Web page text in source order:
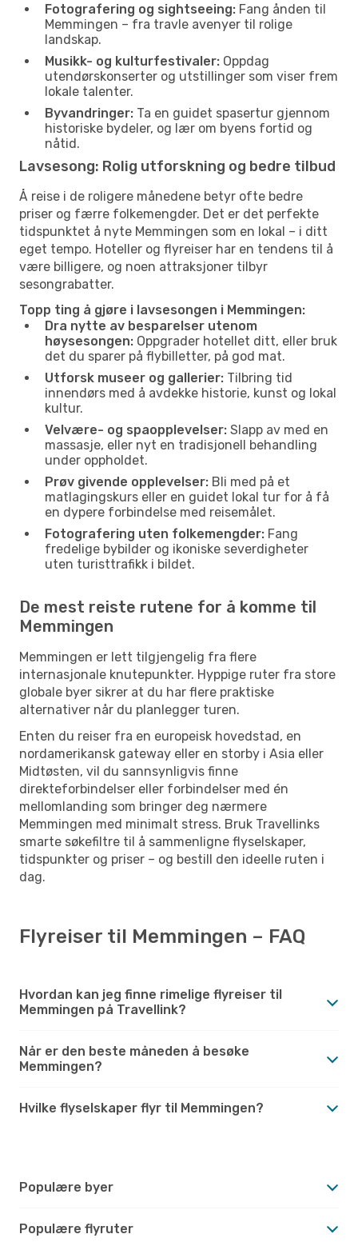
Fotografering og sightseeing: Fang ånden til
Memmingen – fra travle avenyer til rolige
landskap.
Musikk- og kulturfestivaler: Oppdag
utendørskonserter og utstillinger som viser frem
lokale talenter.
Byvandringer: Ta en guidet spasertur gjennom
historiske bydeler, og lær om byens fortid og
nåtid.
Lavsesong: Rolig utforskning og bedre tilbud
Å reise i de roligere månedene betyr ofte bedre
priser og færre folkemengder. Det er det perfekte
tidspunktet å nyte Memmingen som en lokal – i ditt
eget tempo. Hoteller og flyreiser har en tendens til å
være billigere, og noen attraksjoner tilbyr
sesongrabatter.
Topp ting å gjøre i lavsesongen i Memmingen:
Dra nytte av besparelser utenom
høysesongen: Oppgrader hotellet ditt, eller bruk
det du sparer på flybilletter, på god mat.
Utforsk museer og gallerier: Tilbring tid
innendørs med å avdekke historie, kunst og lokal
kultur.
Velvære- og spaopplevelser: Slapp av med en
massasje, eller nyt en tradisjonell behandling
under oppholdet.
Prøv givende opplevelser: Bli med på et
matlagingskurs eller en guidet lokal tur for å få
en dypere forbindelse med reisemålet.
Fotografering uten folkemengder: Fang
fredelige bybilder og ikoniske severdigheter
uten turisttrafikk i bildet.
De mest reiste rutene for å komme til
Memmingen
Memmingen er lett tilgjengelig fra flere
internasjonale knutepunkter. Hyppige ruter fra store
globale byer sikrer at du har flere praktiske
alternativer når du planlegger turen.
Enten du reiser fra en europeisk hovedstad, en
nordamerikansk gateway eller en storby i Asia eller
Midtøsten, vil du sannsynligvis finne
direkteforbindelser eller forbindelser med én
mellomlanding som bringer deg nærmere
Memmingen med minimalt stress. Bruk Travellinks
smarte søkefiltre til å sammenligne flyselskaper,
tidspunkter og priser – og bestill den ideelle ruten i
dag.
Flyreiser til Memmingen – FAQ
Hvordan kan jeg finne rimelige flyreiser til
Memmingen på Travellink?
Når er den beste måneden å besøke
Memmingen?
Hvilke flyselskaper flyr til Memmingen?
Populære byer
Populære flyruter